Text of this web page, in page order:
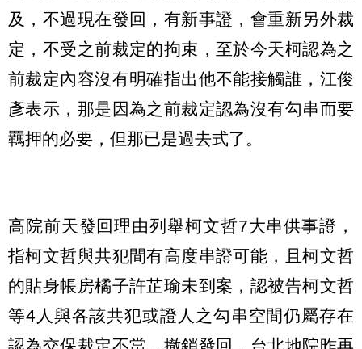
及，不過現在發回，有新事證，會重新另外裁
定，不受之前裁定的拘束，至於今天柯認為之
前裁定內容沒有明確指出他不能接觸誰，江俊
彥表示，那是因為之前裁定認為沒有勾串而要
羈押的必要，但那已是過去式了。
高院前天發回理由列舉柯文哲7大串供事證，
指柯文哲與共犯間有高度串證可能，且柯文哲
的貼身帳房橘子許芷瑜未到案，認被告柯文哲
等4人與各該共犯或證人之勾串空間仍屬存在